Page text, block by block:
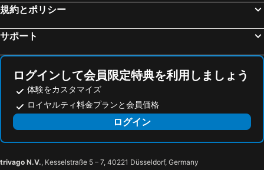
ibis Luzern Kriens
Cascada Boutique Hotel
ルネッサンス ルチェルン ホテル ゼーホテル ピラトゥス
ホテル スパッツ
アールデコ ホテル モンタナ
Altstadt Hotel Magic Luzern
ホテル ハンマー
H プラス ホテル & スパ エンゲルベルク
Stoos Lodge
ホテル デ バランス
Hotel Sternen
ホテル ヴィラ ホネック
Waldhotel by Bürgenstock
Waldhotel by Bürgenstock Lake Lucerne
規約とポリシー
サポート
ログインして会員限定特典を利用しましょう
体験をカスタマイズ
ロイヤルティ料金プランと会員価格
ログイン
trivago N.V., Kesselstraße 5 – 7, 40221 Düsseldorf, Germany